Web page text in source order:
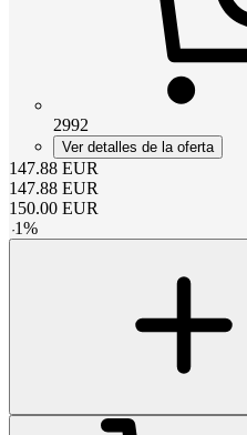
2992
Ver detalles de la oferta
147.88 EUR
147.88 EUR
150.00 EUR
-1%